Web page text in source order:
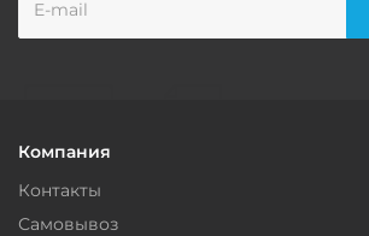
Компания
Контакты
Самовывоз